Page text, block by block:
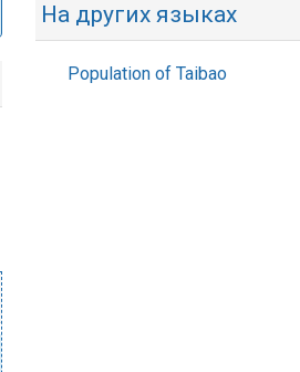
На других языках
Population of Taibao